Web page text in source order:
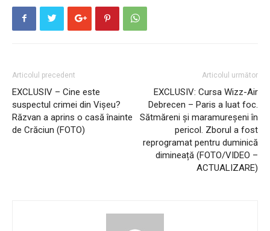
Articolul precedent
EXCLUSIV – Cine este
suspectul crimei din Vișeu?
Răzvan a aprins o casă înainte
de Crăciun (FOTO)
Articolul următor
EXCLUSIV: Cursa Wizz-Air
Debrecen – Paris a luat foc.
Sătmăreni și maramureșeni în
pericol. Zborul a fost
reprogramat pentru duminică
dimineață (FOTO/VIDEO –
ACTUALIZARE)